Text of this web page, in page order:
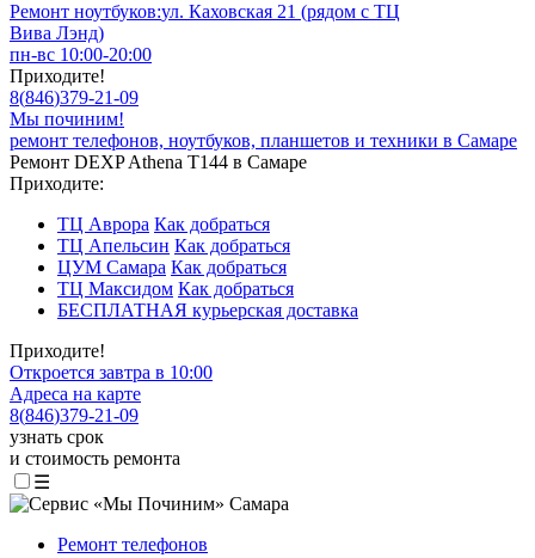
Ремонт ноутбуков:ул. Каховская 21 (рядом с ТЦ
Вива Лэнд)
пн-вс 10:00-20:00
Приходите!
8(846)379-21-09
Мы починим!
ремонт телефонов, ноутбуков, планшетов и техники в Самаре
Ремонт DEXP Athena T144 в Самаре
Приходите:
ТЦ Аврора Как добраться
ТЦ Апельсин Как добраться
ЦУМ Самара Как добраться
ТЦ Максидом Как добраться
БЕСПЛАТНАЯ курьерская доставка
Приходите!
Откроется завтра в 10:00
Адреса на карте
8(846)379-21-09
узнать срок
и стоимость ремонта
☰
Ремонт телефонов